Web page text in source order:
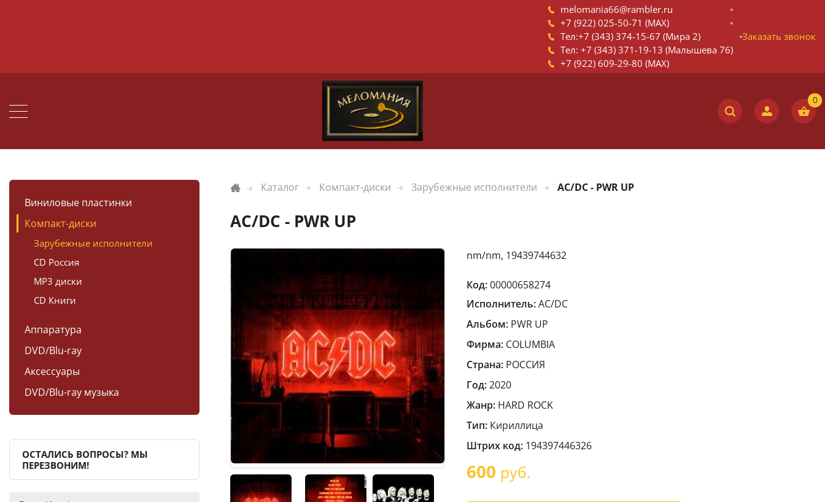
melomania66@rambler.ru
+7 (922) 025-50-71 (MAX)
Тел:+7 (343) 374-15-67 (Мира 2)
Тел: +7 (343) 371-19-13 (Малышева 76)
+7 (922) 609-29-80 (MAX)
Заказать звонок
Виниловые пластинки
Компакт-диски
Зарубежные исполнители
CD Россия
MP3 диски
CD Книги
Аппаратура
DVD/Blu-ray
Аксессуары
DVD/Blu-ray музыка
ОСТАЛИСЬ ВОПРОСЫ? МЫ
ПЕРЕЗВОНИМ!
Каталог Компакт-диски Зарубежные исполнители AC/DC - PWR UP
AC/DC - PWR UP
nm/nm, 19439744632
Код:00000658274
Исполнитель:AC/DC
Альбом: PWR UP
Фирма: COLUMBIA
Страна: РОССИЯ
Год:2020
Жанр: HARD ROCK
Тип: Кириллица
Штрих код: 194397446326
600 руб.